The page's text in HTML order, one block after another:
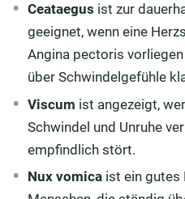
Ceataegus ist zur
geeignet, wenn eine
Angina pectoris
über Schwindelgefühle
Viscum ist angezeigt,
Schwindel und Unruhe
empfindlich stört.
Nux vomica ist ein